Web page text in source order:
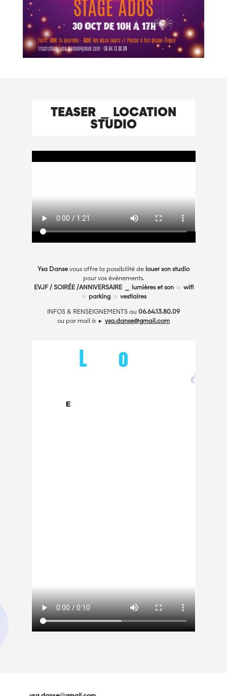
TEASER LOCATION
STUDIO
Ysa Dansevous offre la possibilité de louer son studio
pour vos événements.
EVJF / SOIRÉE /ANNIVERSAIRE ⎯ lumières et son ◌ wifi
◌ parking ◌ vestiaires
INFOS & RENSEIGNEMENTS au 06.64.13.80.09
ou par mail à ▸ ysa.danse@gmail.com